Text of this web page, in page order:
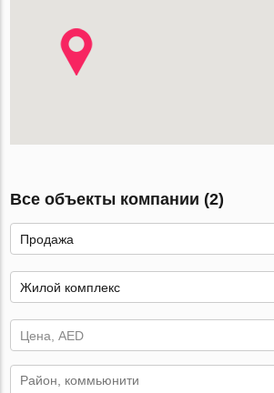
Все объекты компании (2)
Продажа
Жилой комплекс
Цена, AED